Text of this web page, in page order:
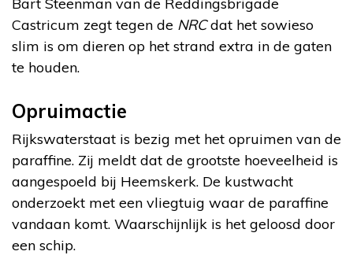
Castricum zegt tegen de NRCdat het sowieso
slim is om dieren op het strand extra in de gaten
te houden.
Opruimactie
Rijkswaterstaat is bezig met het opruimen van de
paraffine. Zij meldt dat de grootste hoeveelheid is
aangespoeld bij Heemskerk. De kustwacht
onderzoekt met een vliegtuig waar de paraffine
vandaan komt. Waarschijnlijk is het geloosd door
een schip.